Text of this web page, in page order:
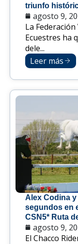
triunfo
agosto 9,
La
Ecuestres ha
dele...
Leer más
Alex Codina
segundos en
CSN5* Ruta
agosto 9,
El Chacco